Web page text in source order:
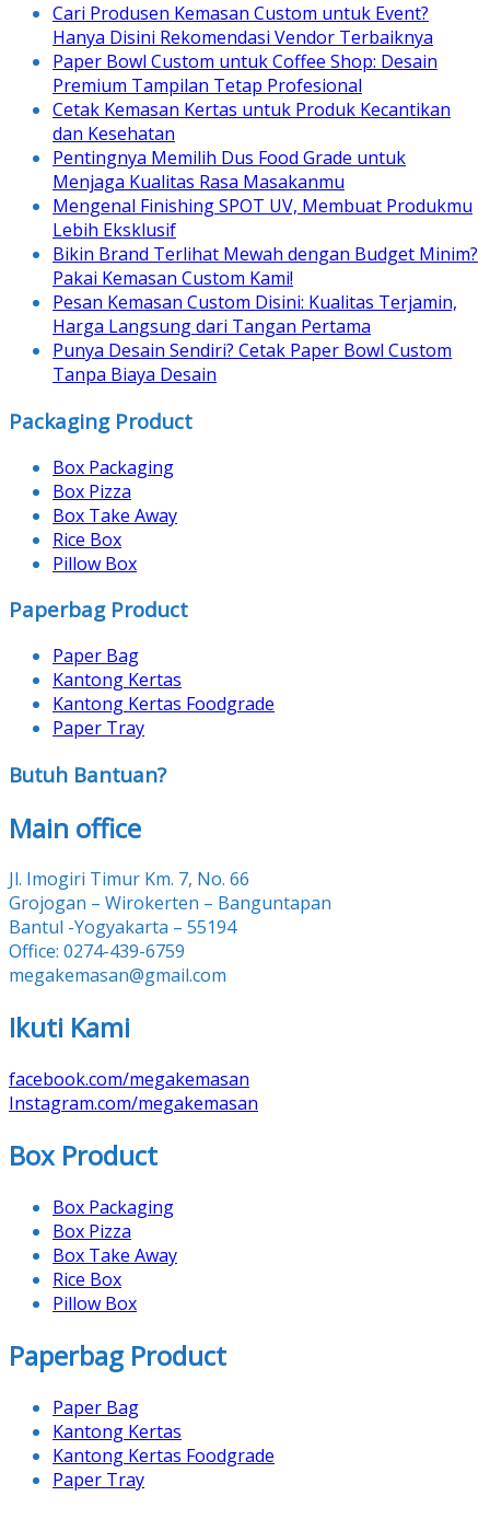
Cari Produsen Kemasan Custom untuk Event?
Hanya Disini Rekomendasi Vendor Terbaiknya
Paper Bowl Custom untuk Coffee Shop: Desain
Premium Tampilan Tetap Profesional
Cetak Kemasan Kertas untuk Produk Kecantikan
dan Kesehatan
Pentingnya Memilih Dus Food Grade untuk
Menjaga Kualitas Rasa Masakanmu
Mengenal Finishing SPOT UV, Membuat Produkmu
Lebih Eksklusif
Bikin Brand Terlihat Mewah dengan Budget Minim?
Pakai Kemasan Custom Kami!
Pesan Kemasan Custom Disini: Kualitas Terjamin,
Harga Langsung dari Tangan Pertama
Punya Desain Sendiri? Cetak Paper Bowl Custom
Tanpa Biaya Desain
Packaging Product
Box Packaging
Box Pizza
Box Take Away
Rice Box
Pillow Box
Paperbag Product
Paper Bag
Kantong Kertas
Kantong Kertas Foodgrade
Paper Tray
Butuh Bantuan?
Main office
Jl. Imogiri Timur Km. 7, No. 66
Grojogan – Wirokerten – Banguntapan
Bantul -Yogyakarta – 55194
Office: 0274-439-6759
megakemasan@gmail.com
Ikuti Kami
facebook.com/megakemasan
Instagram.com/megakemasan
Box Product
Box Packaging
Box Pizza
Box Take Away
Rice Box
Pillow Box
Paperbag Product
Paper Bag
Kantong Kertas
Kantong Kertas Foodgrade
Paper Tray